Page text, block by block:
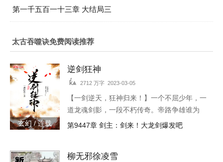
第一千五百一十三章 大结局三
太古吞噬诀免费阅读推荐
玄幻 / 连载
逆剑狂神
kͬѧ 2712 万字 2023-03-05
【一剑逆天，狂神归来！】一个不屈少年，一
道龙魂剑影，一段不朽传奇。帝路争雄谁为
峰，唯我林轩傲苍生！3w471-25091
第9447章 剑主：剑来！大龙剑爆发吧
柳无邪徐凌雪